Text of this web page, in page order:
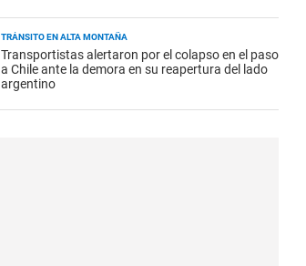
TRÁNSITO EN ALTA MONTAÑA
Transportistas alertaron por el colapso en el paso
a Chile ante la demora en su reapertura del lado
argentino